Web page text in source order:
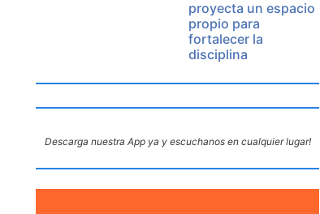
proyecta un espacio
propio para
fortalecer la
disciplina
Descarga nuestra App ya y escuchanos en cualquier lugar!